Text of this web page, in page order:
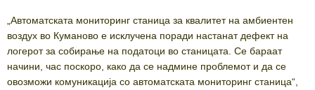
„Автоматската мониторинг станица за квалитет на амбиентен
воздух во Куманово е исклучена поради настанат дефект на
логерот за собирање на податоци во станицата. Се бараат
начини, час поскоро, како да се надмине проблемот и да се
овозможи комуникација со автоматската мониторинг станица“,